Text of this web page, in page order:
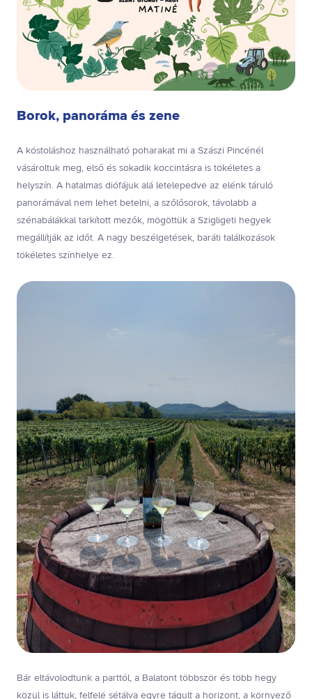
Borok, panoráma és zene
A kóstoláshoz használható poharakat mi a Szászi Pincénél
vásároltuk meg, első és sokadik koccintásra is tökéletes a
helyszín. A hatalmas diófájuk alá letelepedve az elénk táruló
panorámával nem lehet betelni, a szőlősorok, távolabb a
szénabálákkal tarkított mezők, mögöttük a Szigligeti hegyek
megállítják az időt. A nagy beszélgetések, baráti találkozások
tökéletes színhelye ez.
Bár eltávolodtunk a parttól, a Balatont többször és több hegy
közül is láttuk, felfelé sétálva egyre tágult a horizont, a környező